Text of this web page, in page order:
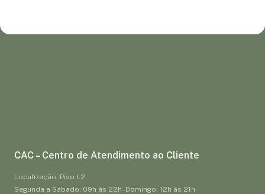
CAC – Centro de Atendimento ao Cliente
Localização: Piso L2
Segunda a Sábado: 09h às 22h - Domingo: 12h às 21h